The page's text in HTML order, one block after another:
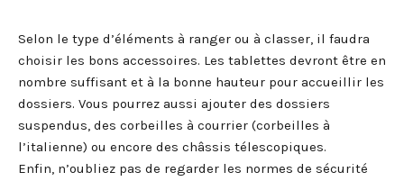
Selon le type d’éléments à ranger ou à classer, il faudra
choisir les bons accessoires. Les tablettes devront être en
nombre suffisant et à la bonne hauteur pour accueillir les
dossiers. Vous pourrez aussi ajouter des dossiers
suspendus, des corbeilles à courrier (corbeilles à
l’italienne) ou encore des châssis télescopiques.
Enfin, n’oubliez pas de regarder les normes de sécurité